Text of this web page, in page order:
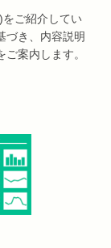
をご紹介してい
づき、内容説明
案内します。